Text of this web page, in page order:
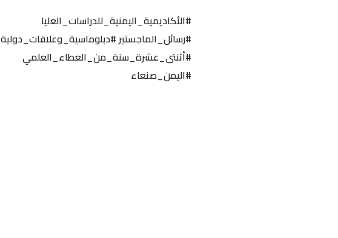
#الأكاديمية_اليمنية_للدراسات_العليا
#رسائل_الماجستير#دبلوماسية_وعلاقات_دولية
#أثنتى_عشرة_سنة_من_العطاء_العلمي
#اليمن_صنعاء